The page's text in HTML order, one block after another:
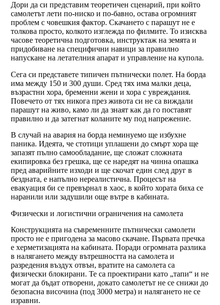
Дори да си представим теоретичен сценарий, при който
самолетът лети по-ниско и по-бавно, остава огромният
проблем с човешкия фактор. Скачането с парашут не е
толкова просто, колкото изглежда по филмите. То изисква
часове теоретична подготовка, инструктаж на земята и
придобиване на специфични навици за правилно
напускане на летателния апарат и управление на купола.
Сега си представете типичен пътнически полет. На борда
има между 150 и 300 души. Сред тях има малки деца,
възрастни хора, бременни жени и хора с увреждания.
Повечето от тях никога през живота си не са виждали
парашут на живо, камо ли да знаят как да го поставят
правилно и да затегнат коланите му под напрежение.
В случай на авария на борда неминуемо ще избухне
паника. Идеята, че стотици уплашени до смърт хора ще
запазят пълно самообладание, ще сложат сложната
екипировка без грешка, ще се наредят на чинна опашка
пред аварийните изходи и ще скочат един след друг в
бездната, е напълно нереалистична. Процесът на
евакуация би се превърнал в хаос, в който хората биха се
наранили или задушили още вътре в кабината.
Физически и логистични ограничения на самолета
Конструкцията на съвременните пътнически самолети
просто не е пригодена за масово скачане. Първата пречка
е херметизацията на кабината. Поради огромната разлика
в налягането между вътрешността на самолета и
разредения въздух отвън, вратите на самолета са
физически блокирани. Те са проектирани като „тапи“ и не
могат да бъдат отворени, докато самолетът не се снижи до
безопасна височина (под 3000 метра) и налягането не се
изравни.